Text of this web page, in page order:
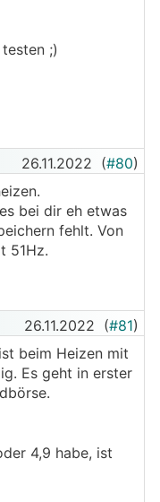
;)
26.11.2022 (#80)
bei dir eh etwas
fehlt. Von
51Hz.
26.11.2022 (#81)
beim Heizen mit
Es geht in erster
4,9 habe, ist